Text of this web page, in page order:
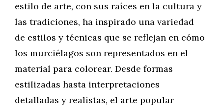
estilo de arte, con sus raíces en la cultura y
las tradiciones, ha inspirado una variedad
de estilos y técnicas que se reflejan en cómo
los murciélagos son representados en el
material para colorear. Desde formas
estilizadas hasta interpretaciones
detalladas y realistas, el arte popular